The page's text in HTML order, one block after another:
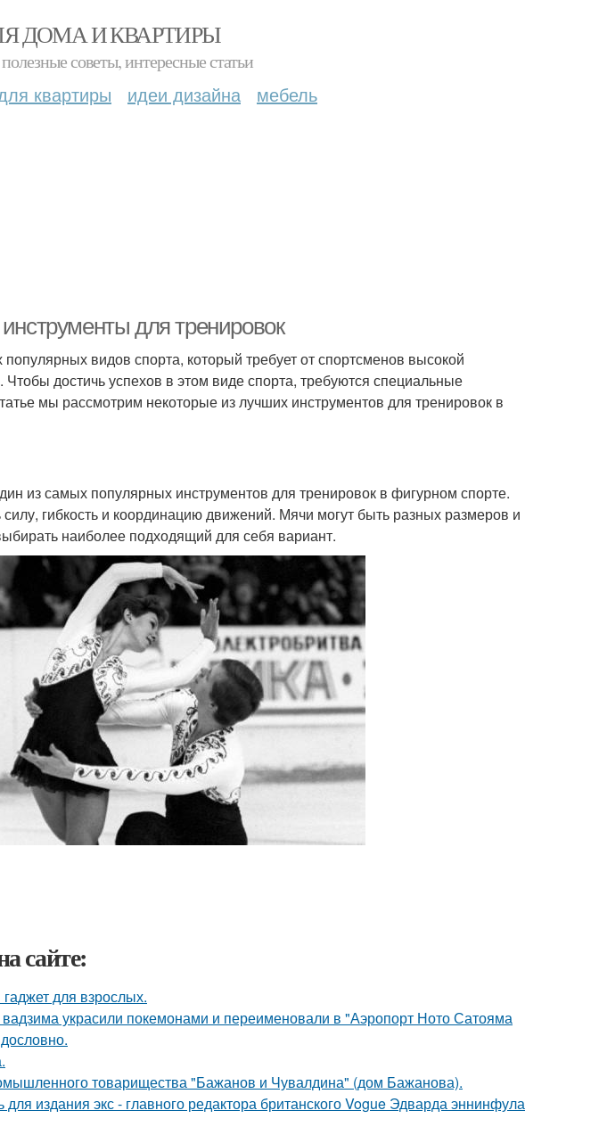
ДОМА И КВАРТИРЫ
советы, интересные статьи
квартиры идеи дизайна мебель
для тренировок
видов спорта, который требует от спортсменов высокой
достичь успехов в этом виде спорта, требуются специальные
мы рассмотрим некоторые из лучших инструментов для тренировок в
из самых популярных инструментов для тренировок в фигурном спорте.
гибкость и координацию движений. Мячи могут быть разных размеров и
наиболее подходящий для себя вариант.
сайте:
для взрослых.
украсили покемонами и переименовали в "Аэропорт Ното Сатояма
товарищества "Бажанов и Чувалдина" (дом Бажанова).
издания экс - главного редактора британского Vogue Эдварда эннинфула